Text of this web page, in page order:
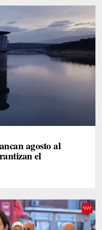
agosto al
el